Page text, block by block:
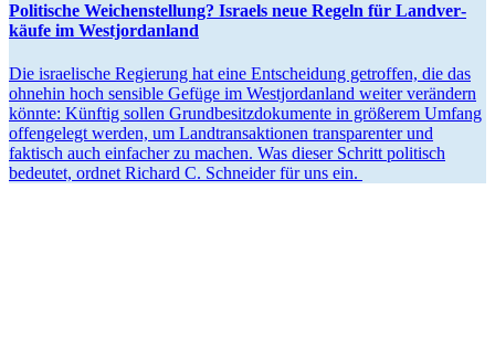
Politische Weichen­stellung? Israels neue Regeln für Landver­
käufe im Westjordanland
Die israe­lische Regierung hat eine Entscheidung getroffen, die das
ohnehin hoch sensible Gefüge im Westjor­danland weiter verändern
könnte: Künftig sollen Grund­be­sitz­do­ku­mente in größerem Umfang
offen­gelegt werden, um Landtrans­ak­tionen trans­pa­renter und
faktisch auch einfacher zu machen. Was dieser Schritt politisch
bedeutet, ordnet Richard C. Schneider für uns ein.